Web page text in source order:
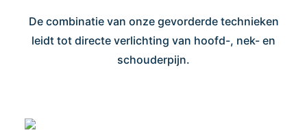
De combinatie van onze gevorderde technieken
leidt tot directe verlichting van hoofd-, nek- en
schouderpijn.